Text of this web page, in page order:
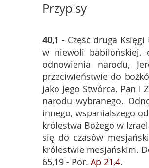
Przypisy
40,1 - Część druga
w niewoli babilońskiej,
odnowienia narodu,
przeciwieństwie do
jako jego Stwórca, Pan i
narodu wybranego.
innego, wspanialszego
królestwa Bożego w
się do czasów
królestwie mesjańskim.
65,19 - Por. Ap 21,4.